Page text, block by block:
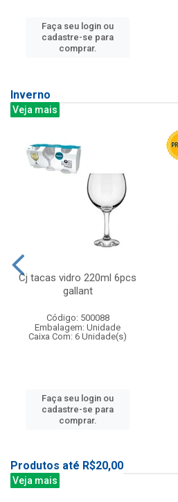
Faça seu login ou
cadastre-se para
comprar.
Inverno
Veja mais
Cj tacas vidro 220ml 6pcs
gallant
Código: 500088
Embalagem: Unidade
Caixa Com: 6 Unidade(s)
Faça seu login ou
cadastre-se para
comprar.
Produtos até R$20,00
Veja mais